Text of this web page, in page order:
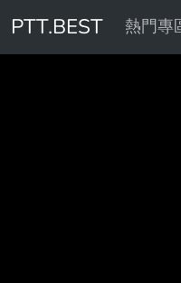
PTT.BEST 熱門專